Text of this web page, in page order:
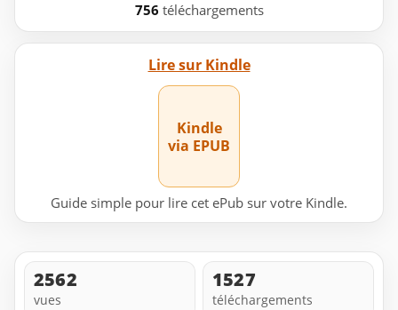
756 téléchargements
Lire sur Kindle
Kindle
via EPUB
Guide simple pour lire cet ePub sur votre Kindle.
2562
vues
1527
téléchargements